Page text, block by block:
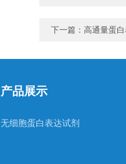
下一篇： 高通量蛋
产品展示
无细胞蛋白表达试剂